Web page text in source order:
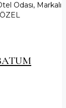
Odası, Markalı